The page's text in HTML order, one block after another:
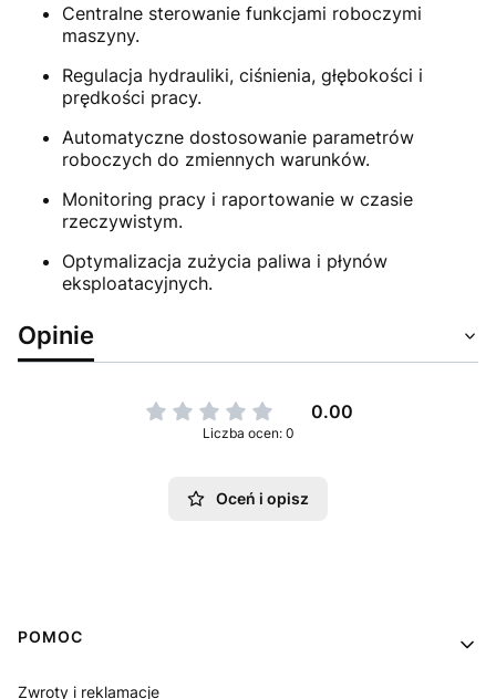
Centralne sterowanie funkcjami roboczymi
maszyny.
Regulacja hydrauliki, ciśnienia, głębokości i
prędkości pracy.
Automatyczne dostosowanie parametrów
roboczych do zmiennych warunków.
Monitoring pracy i raportowanie w czasie
rzeczywistym.
Optymalizacja zużycia paliwa i płynów
eksploatacyjnych.
Opinie
0.00
Liczba ocen: 0
Oceń i opisz
Linki w stopce
POMOC
Zwroty i reklamacje